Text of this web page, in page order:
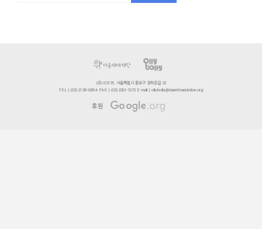
(우) 03175, 서울특별시 종로구 경희궁길 32
TEL | (02) 2138-6854 FAX | (02) 2261-1572 E-mail | ollybolly@daumfoundation.org
후원